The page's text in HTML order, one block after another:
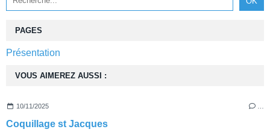
VOUS AIMEREZ AUSSI :
10/11/2025
Coquillage st Jacques
PAGES
Présentation